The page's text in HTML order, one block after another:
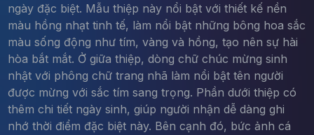
ngày đặc biệt. Mẫu thiệp này nổi bật với thiết kế nền
màu hồng nhạt tinh tế, làm nổi bật những bông hoa sắc
màu sống động như tím, vàng và hồng, tạo nên sự hài
hòa bắt mắt. Ở giữa thiệp, dòng chữ chúc mừng sinh
nhật với phông chữ trang nhã làm nổi bật tên người
được mừng với sắc tím sang trọng. Phần dưới thiệp có
thêm chi tiết ngày sinh, giúp người nhận dễ dàng ghi
nhớ thời điểm đặc biệt này. Bên cạnh đó, bức ảnh cá